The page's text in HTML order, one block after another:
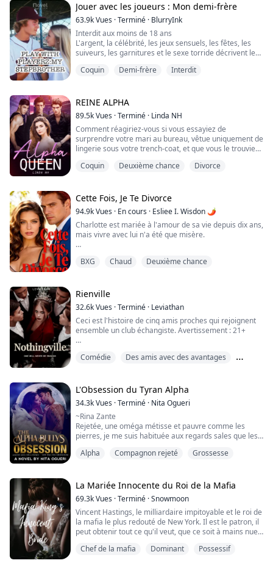
En plus de tout le reste, le lien de couple était revenu
en force, la submergeant et r...
Jouer avec les joueurs : Mon demi-frère
63.9kVues ·Terminé · BlurryInk
Interdit aux moins de 18 ans
L'argent, la célébrité, les jeux sensuels, les fêtes, les
suiveurs, les garnitures et le sexe torride décrivent le
s'efforce d'être le créateur de tendances !
que votre coup de cœur de longue date devient votre...
Coquin Demi-frère Interdit
REINE ALPHA
89.5kVues ·Terminé · Linda NH
Comment réagiriez-vous si vous essayiez de
surprendre votre mari au bureau, vêtue uniquement de
lingerie sous votre trench-coat, et que vous le trouviez
Pour Isabella, c'est la goutte d'eau qui fait déborder le
Et elle ne s'attendait certainement pas à ce qu'en allant
célé...
Coquin Deuxième chance Divorce
Cette Fois, Je Te Divorce
94.9kVues · En cours · Esliee I. Wisdon 🌶
Charlotte est mariée à l'amour de sa vie depuis dix ans,
mais vivre avec lui n'a été que misère.
que son petit-fils épouserait la dernière Sinclair encore
profonds qu'une obsession, alors elle l'a tenu
fermement et l'a enchaîné à elle.
Ma...
BXG Chaud Deuxième chance
Rienville
32.6kVues ·Terminé · Leviathan
Ceci est l'histoire de cinq amis proches qui rejoignent
ensemble un club échangiste. Avertissement : 21+
Lucia s'assit sur les genoux de Chris après avoir
confirmé que leurs corps étaient maintenant
connectés. Lucia remua les hanches et demanda à
Chris de lui serrer la poitrine.
...
Comédie
Des amis avec des avantages
L'Obsession du Tyran Alpha
34.3kVues ·Terminé · Nita Ogueri
~Rina Zante
Rejetée, une oméga métisse et pauvre comme les
pierres, je me suis habituée aux regards sales que les
moqueries, c'est impossible. Maintenant, ma mère a
ravie. Je l'étais, mais plus maintenant. Comment le
pourrais-je alors que le fi...
Alpha Compagnon rejeté Grossesse
La Mariée Innocente du Roi de la Mafia
69.3kVues ·Terminé ·Snowmoon
Vincent Hastings, le milliardaire impitoyable et le roi de
la mafia le plus redouté de New York. Il est le patron, il
peut obtenir tout ce qu'il veut, que ce soit à mains nues
la plus jeune fille d'Albert Laurens, l'un des hommes les
Chef de la mafia Dominant Possessif